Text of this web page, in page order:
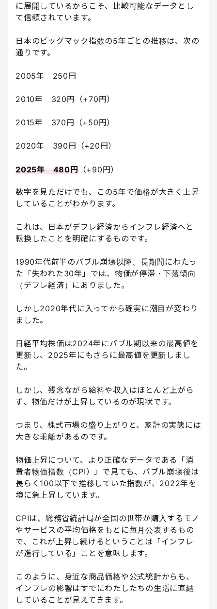
に展開しているからこそ、比較可能なデータとし
て信頼されています。
日本のビッグマック指数の5年ごとの推移は、次の
通りです。
2005年 250円
2010年 320円（+70円）
2015年 370円（+50円）
2020年 390円（+20円）
2025年 480円（+90円）
数字を見ただけでも、この5年で価格が大きく上昇
していることがわかります。
これは、日本がデフレ経済からインフレ経済へと
転換したことを明確にするものです。
1990年代前半のバブル崩壊以降、長期間にわたっ
た「失われた30年」では、物価が停滞・下落傾向
（デフレ経済）にありました。
しかし2020年代に入ってから確実に潮目が変わり
ました。
日経平均株価は2024年にバブル期以来の最高値を
更新し、2025年にもさらに最高値を更新しまし
た。
しかし、残念ながら給料や収入はほとんど上がら
ず、物価だけが上昇しているのが現状です。
つまり、株式市場の盛り上がりと、家計の実態には
大きな乖離があるのです。
物価上昇について、より正確なデータである「消
費者物価指数（CPI）」で見ても、バブル崩壊後は
長らく100以下で推移していた指数が、2022年を
境に急上昇しています。
CPIは、総務省統計局が全国の世帯が購入するモノ
やサービスの平均価格をもとに毎月公表するもの
で、これが上昇し続けるということは「インフレ
が進行している」ことを意味します。
このように、身近な商品価格や公式統計からも、
インフレの影響はすでにわたしたちの生活に直結
していることが見えてきます。